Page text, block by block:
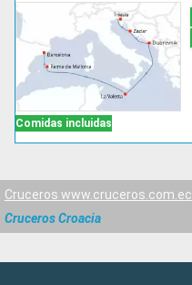
Comidas incluidas
Cruceros www.cruceros.com.ec
Cruceros Croacia